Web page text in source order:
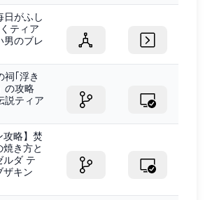
日がふし
ティア
男のブレ
祠｢浮き
の攻略
説ティア
攻略】焚
き方と
ルダ テ
ザキン